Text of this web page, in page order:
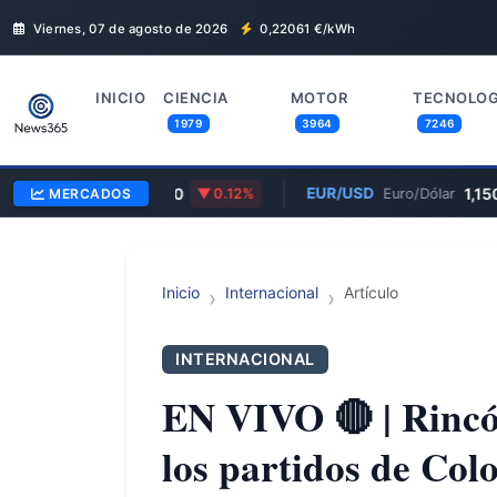
Viernes, 07 de agosto de 2026 0,22061 €/kWh
INICIO CIENCIA
1979
MOTOR
3964 7246
MERCADOS
GBP Euro/Libra 0,8570 0.12% EUR/USD Euro/Dólar
Inicio Internacional Artículo
INTERNACIONAL
EN VIVO 🔴 |
los partidos de